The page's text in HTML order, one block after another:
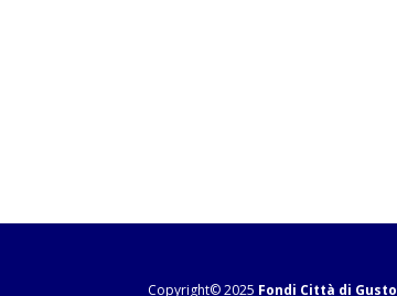
Copyright© 2025 Fondi Città di Gusto